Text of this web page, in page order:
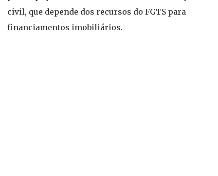
civil, que depende dos recursos do FGTS para
financiamentos imobiliários.